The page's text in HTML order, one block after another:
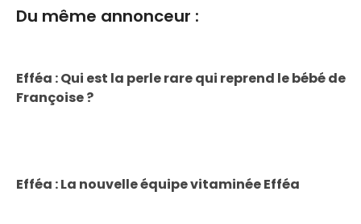
Du même annonceur :
Efféa : Qui est la perle rare qui reprend le bébé de
Françoise ?
Efféa : La nouvelle équipe vitaminée Efféa